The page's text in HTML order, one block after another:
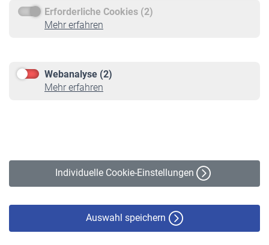
Erforderliche Cookies (2)
Mehr erfahren
Webanalyse (2)
Mehr erfahren
Individuelle Cookie-Einstellungen
Auswahl speichern
Service
Informationen
Online-Rechner
VBLnewsletter
Erklärung zur Barrierefreiheit